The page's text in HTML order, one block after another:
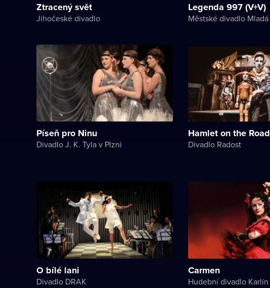
Ztracený svět
Jihočeské divadlo
Legenda 997 (V+V)
Píseň pro Ninu
Divadlo J. K. Tyla v Plzni
Hamlet on the Road
Divadlo Radost
O bílé lani
Divadlo DRAK
Carmen
Hudební divadlo Karlín